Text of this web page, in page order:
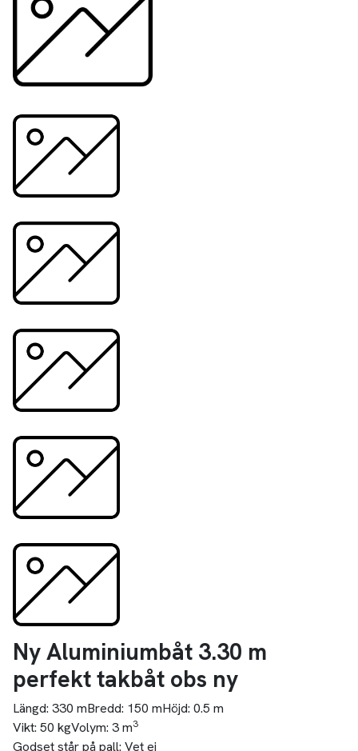
Ny Aluminiumbåt 3.30 m
perfekt takbåt obs ny
Längd: 330 mBredd: 150 mHöjd: 0.5 m
Vikt: 50 kgVolym: 3 m3
Godset står på pall: Vet ej